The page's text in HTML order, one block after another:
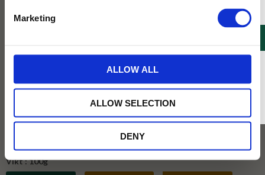
Marketing
ALLOW ALL
ALLOW SELECTION
DENY
Vikt :100g
* Rabatten gäller endast online på Tehusetjava.se. Rabatten fungerar endast på